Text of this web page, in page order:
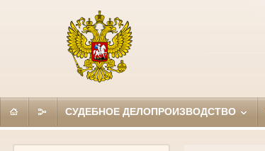
СУДЕБНОЕ ДЕЛОПРОИЗВОДСТВО